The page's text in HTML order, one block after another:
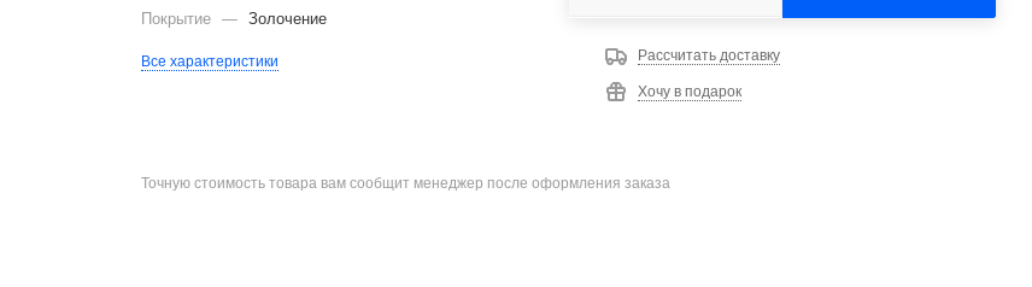
Покрытие
— Золочение
Все характеристики Рассчитать доставку
Хочу в подарок
Точную стоимость товара вам сообщит менеджер после оформления заказа